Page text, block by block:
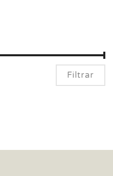
Filtrar